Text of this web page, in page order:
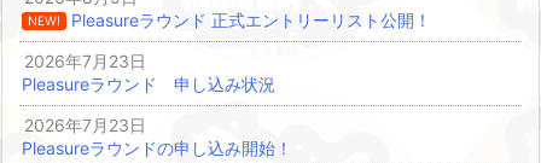
NEW!
Pleasureラウンド 正式エントリーリスト公開！
2026年7月23日
Pleasureラウンド 申し込み状況
2026年7月23日
Pleasureラウンドの申し込み開始！